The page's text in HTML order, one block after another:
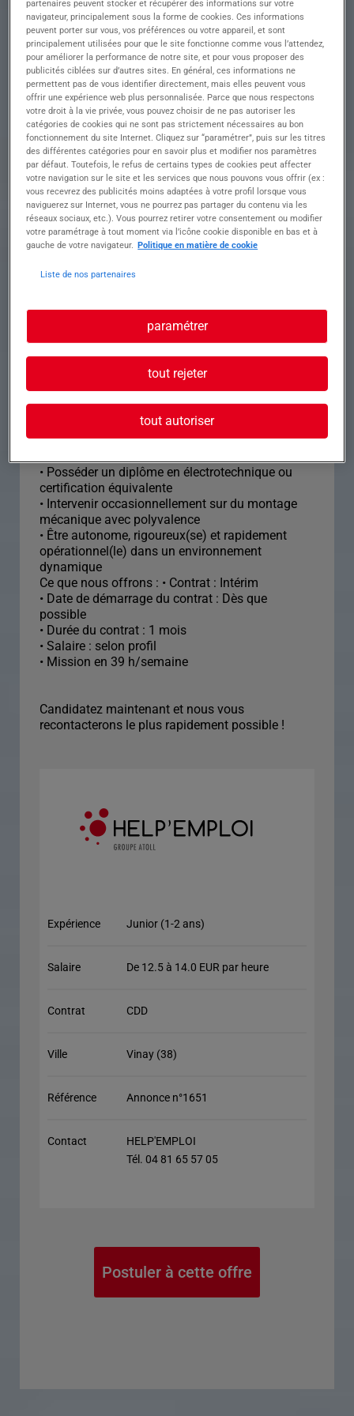
efficacité
• Lire et interpréter des schémas électriques pour
garantir une installation conforme et sécurisée
• Assembler des ensembles et sous-ensembles
selon les spécifications techniques
• Intervenir de manière proactive sur des tâches
de montage mécanique pour assurer un
fonctionnement optimal
• Collaborer étroitement avec l'équipe pour
optimiser les processus de production et
résoudre les défis techniques.
Profil recherché
Formation et expérience En tant que Monteur
assembler et câbler des équipements industriels,
en garantissant un travail précis et de haute
qualité.
• Réaliser des opérations de câblage avec
expertise et efficacité
• Lire et interpréter des schémas électriques avec
• Assembler des ensembles et sous-ensembles de
• Posséder un diplôme en électrotechnique ou
certification équivalente
• Intervenir occasionnellement sur du montage
mécanique avec polyvalence
• Être autonome, rigoureux(se) et rapidement
opérationnel(le) dans un environnement
dynamique
Ce que nous offrons : • Contrat : Intérim
• Date de démarrage du contrat : Dès que
possible
• Durée du contrat : 1 mois
• Salaire : selon profil
• Mission en 39 h/semaine
Candidatez maintenant et nous vous
recontacterons le plus rapidement possible !
Expérience Junior (1-2 ans)
Salaire De 12.5 à 14.0 EUR par heure
Contrat CDD
Ville Vinay (38)
Référence Annonce n°1651
Contact
HELP'EMPLOI
Tél. 04 81 65 57 05
Postuler à cette offre
partenaires peuvent stocker et récupérer des informations sur votre
navigateur, principalement sous la forme de cookies. Ces informations
peuvent porter sur vous, vos préférences ou votre appareil, et sont
principalement utilisées pour que le site fonctionne comme vous l’attendez,
pour améliorer la performance de notre site, et pour vous proposer des
publicités ciblées sur d’autres sites. En général, ces informations ne
permettent pas de vous identifier directement, mais elles peuvent vous
offrir une expérience web plus personnalisée. Parce que nous respectons
votre droit à la vie privée, vous pouvez choisir de ne pas autoriser les
catégories de cookies qui ne sont pas strictement nécessaires au bon
fonctionnement du site Internet. Cliquez sur “paramétrer”, puis sur les titres
des différentes catégories pour en savoir plus et modifier nos paramètres
par défaut. Toutefois, le refus de certains types de cookies peut affecter
votre navigation sur le site et les services que nous pouvons vous offrir (ex :
vous recevrez des publicités moins adaptées à votre profil lorsque vous
naviguerez sur Internet, vous ne pourrez pas partager du contenu via les
réseaux sociaux, etc.). Vous pourrez retirer votre consentement ou modifier
votre paramétrage à tout moment via l’icône cookie disponible en bas et à
gauche de votre navigateur. Politique en matière de cookie
Liste de nos partenaires
paramétrer
tout rejeter
tout autoriser